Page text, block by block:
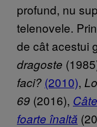
profund, nu
telenovele.
de cât acestui
dragoste
faci? (2010),
69 (2016),
foarte înaltă